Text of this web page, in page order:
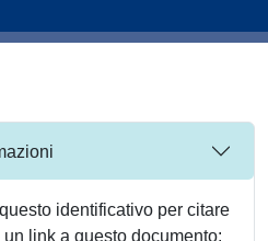
identificativo per citare
un link a questo documento: